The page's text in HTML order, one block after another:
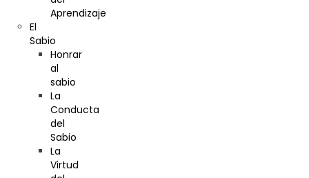
Aprendizaje
El
Sabio
Honrar
al
sabio
La
Conducta
del
Sabio
La
Virtud